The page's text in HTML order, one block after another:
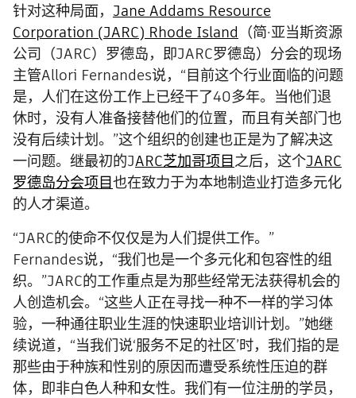
针对这种局面， Jane Addams Resource
Corporation (JARC) Rhode Island （简·亚当斯资源
公司（JARC）罗德岛，即JARC罗德岛）分会的现场
主管Allori Fernandes说，“目前这个行业面临的问题
是，人们在这份工作上已经干了40多年。当他们退
休时，没有人准备接替他们的位置，而且有关部门也
没有后续计划。”这个组织的创建也正是为了解决这
一问题。继最初的JARC芝加哥项目之后，这个JARC
罗德岛分会项目也在致力于为本地制造业打造多元化
的人才渠道。
“JARC的使命不仅仅是为人们提供工作。”
Fernandes说，“我们也是一个多元化和包容性的组
织。”JARC的工作重点是为那些经常无法获得机会的
人创造机会。“这些人正在寻找一种不一样的学习体
验，一种通往职业生涯的快速职业培训计划。”她继
续说道，“当我们说‘服务不足的社区’时，我们指的是
那些由于种族和性别的原因而遭受系统性压迫的群
体，即非白色人种和女性。我们有一位注册的学员，